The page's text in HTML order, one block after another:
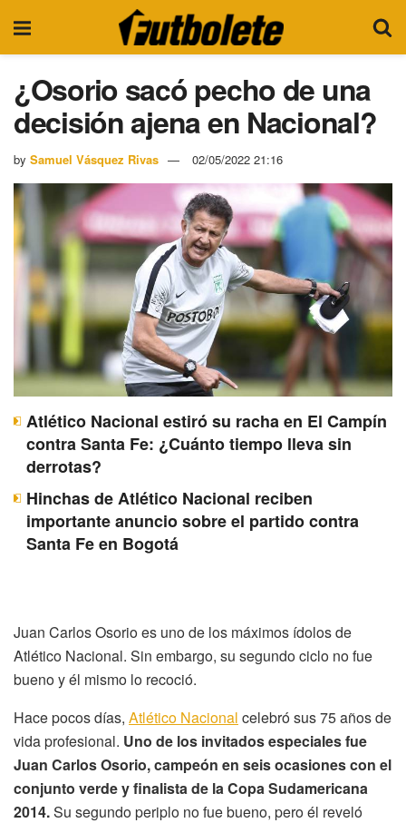
¿Osorio sacó pecho de una
decisión ajena en Nacional?
by Samuel Vásquez Rivas 02/05/2022 21:16
Atlético Nacional estiró su racha en El Campín
contra Santa Fe: ¿Cuánto tiempo lleva sin
derrotas?
Hinchas de Atlético Nacional reciben
importante anuncio sobre el partido contra
Santa Fe en Bogotá
Juan Carlos Osorio es uno de los máximos ídolos de
Atlético Nacional. Sin embargo, su segundo ciclo no fue
bueno y él mismo lo recoció.
Hace pocos días, Atlético Nacional celebró sus 75 años de
vida profesional. Uno de los invitados especiales fue
Juan Carlos Osorio, campeón en seis ocasiones con el
conjunto verde y finalista de la Copa Sudamericana
2014.Su segundo periplo no fue bueno, pero él reveló